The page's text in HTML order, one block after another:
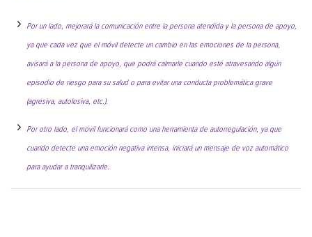
Por un lado, mejorará la comunicación entre la persona atendida y la persona de apoyo,
ya que cada vez que el móvil detecte un cambio en las emociones de la persona,
avisará a la persona de apoyo, que podrá calmarle cuando esté atravesando algún
episodio de riesgo para su salud o para evitar una conducta problemática grave
(agresiva, autolesiva, etc.).
Por otro lado, el móvil funcionará como una herramienta de autorregulación, ya que
cuando detecte una emoción negativa intensa, iniciará un mensaje de voz automático
para ayudar a tranquilizarle.